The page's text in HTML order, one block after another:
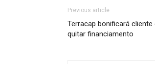
Previous article
Terracap bonificará
quitar financiamento